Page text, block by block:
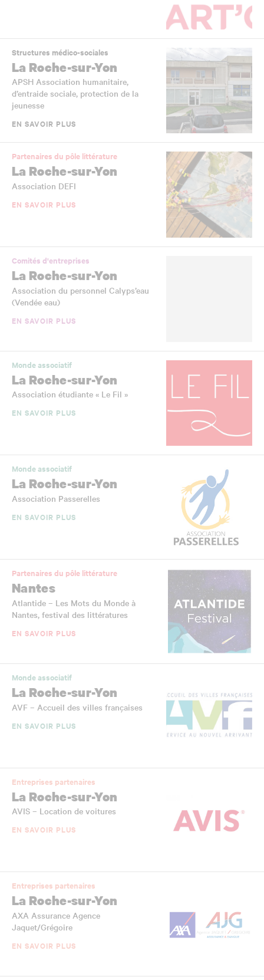
Structures médico-sociales
La Roche-sur-Yon
APSH Association humanitaire,
d’entraide sociale, protection de la
jeunesse
EN SAVOIR PLUS
Partenaires du pôle littérature
La Roche-sur-Yon
Association DEFI
EN SAVOIR PLUS
Comités d'entreprises
La Roche-sur-Yon
Association du personnel Calyps’eau
(Vendée eau)
EN SAVOIR PLUS
Monde associatif
La Roche-sur-Yon
Association étudiante « Le Fil »
EN SAVOIR PLUS
Monde associatif
La Roche-sur-Yon
Association Passerelles
EN SAVOIR PLUS
Partenaires du pôle littérature
Nantes
Atlantide – Les Mots du Monde à
Nantes, festival des littératures
EN SAVOIR PLUS
Monde associatif
La Roche-sur-Yon
AVF – Accueil des villes françaises
EN SAVOIR PLUS
Entreprises partenaires
La Roche-sur-Yon
AVIS – Location de voitures
EN SAVOIR PLUS
Entreprises partenaires
La Roche-sur-Yon
AXA Assurance Agence
Jaquet/Grégoire
EN SAVOIR PLUS